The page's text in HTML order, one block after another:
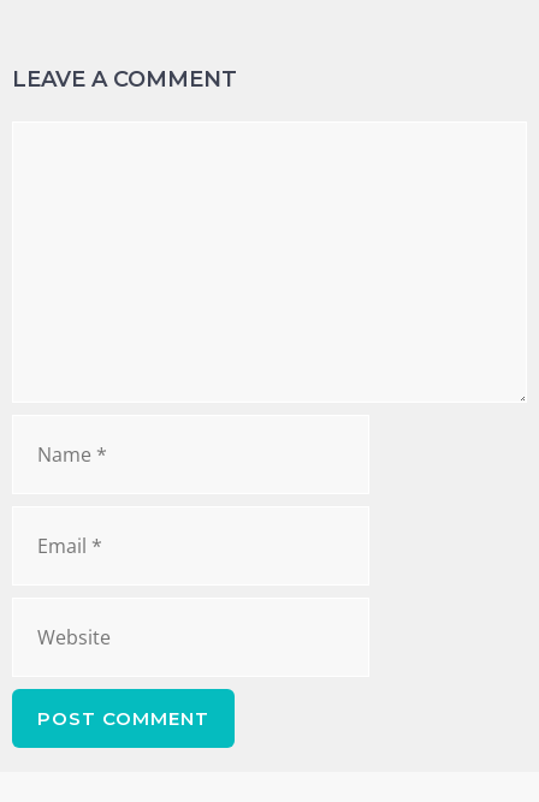
LEAVE A COMMENT